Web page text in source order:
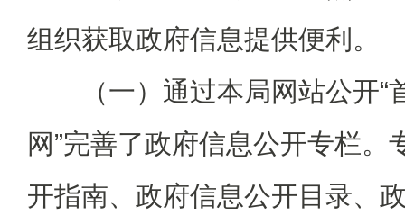
组织获取政府信息提供便利。
（一）通过本局网站公开“
网”完善了政府信息公开专栏。
开指南、政府信息公开目录、